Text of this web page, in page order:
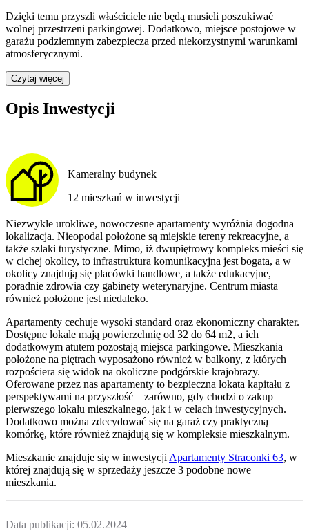
Dzięki temu przyszli właściciele nie będą musieli poszukiwać
wolnej przestrzeni parkingowej. Dodatkowo, miejsce postojowe w
garażu podziemnym zabezpiecza przed niekorzystnymi warunkami
atmosferycznymi.
Czytaj więcej
Opis Inwestycji
Kameralny budynek
12 mieszkań w inwestycji
Niezwykle urokliwe, nowoczesne apartamenty wyróżnia dogodna
lokalizacja. Nieopodal położone są miejskie tereny rekreacyjne, a
także szlaki turystyczne. Mimo, iż dwupiętrowy kompleks mieści się
w cichej okolicy, to infrastruktura komunikacyjna jest bogata, a w
okolicy znajdują się placówki handlowe, a także edukacyjne,
poradnie zdrowia czy gabinety weterynaryjne. Centrum miasta
również położone jest niedaleko.
Apartamenty cechuje wysoki standard oraz ekonomiczny charakter.
Dostępne lokale mają powierzchnię od 32 do 64 m2, a ich
dodatkowym atutem pozostają miejsca parkingowe. Mieszkania
położone na piętrach wyposażono również w balkony, z których
rozpościera się widok na okoliczne podgórskie krajobrazy.
Oferowane przez nas apartamenty to bezpieczna lokata kapitału z
perspektywami na przyszłość – zarówno, gdy chodzi o zakup
pierwszego lokalu mieszkalnego, jak i w celach inwestycyjnych.
Dodatkowo można zdecydować się na garaż czy praktyczną
komórkę, które również znajdują się w kompleksie mieszkalnym.
Mieszkanie znajduje się w inwestycji Apartamenty Straconki 63, w
której znajdują się w sprzedaży jeszcze 3 podobne nowe
mieszkania.
Data publikacji: 05.02.2024